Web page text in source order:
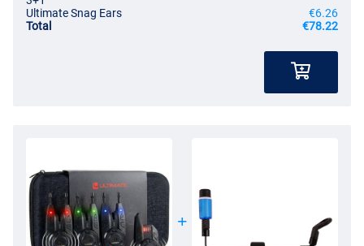
Ultimate Snag Ears
€6.26
Total
€78.22